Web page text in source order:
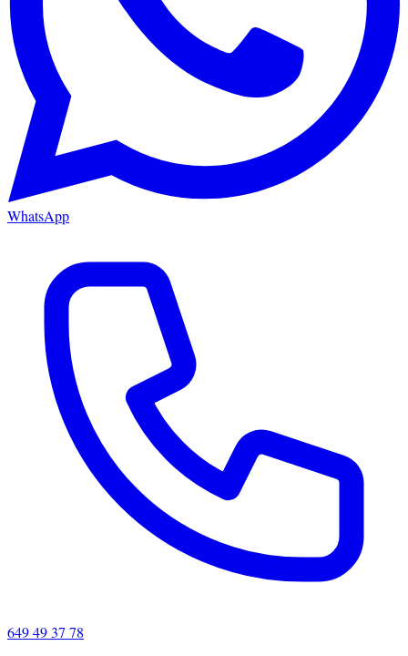
WhatsApp
649 49 37 78